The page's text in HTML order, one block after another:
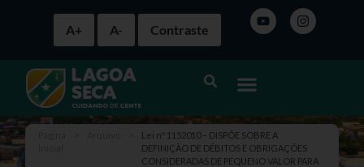
A+ A- Contraste
Lei nº 1152010 – DISPÕE SOBRE A
DEFINIÇÃO DE DÉBITOS E OBRIGAÇÕES
CONSIDERADAS DE PEQUENO VALOR PARA